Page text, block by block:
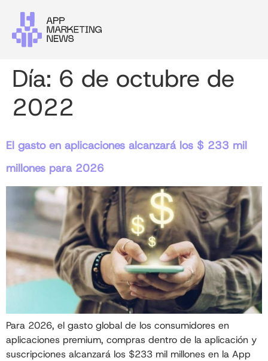
Día: 6 de octubre de
2022
El gasto en aplicaciones alcanzará los $ 233 mil
millones para 2026
Para 2026, el gasto global de los consumidores en
aplicaciones premium, compras dentro de la aplicación y
suscripciones alcanzará los $233 mil millones en la App